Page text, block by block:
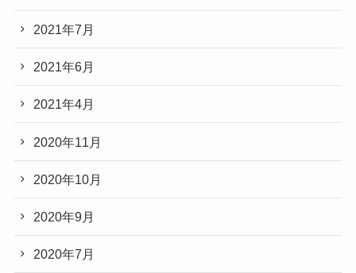
2021年7月
2021年6月
2021年4月
2020年11月
2020年10月
2020年9月
2020年7月